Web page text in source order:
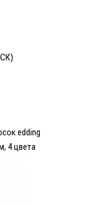
edding
4 цвета